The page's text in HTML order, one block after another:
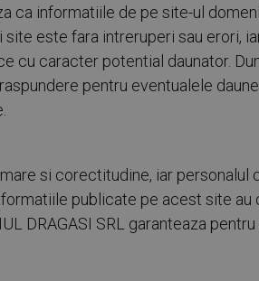
ca informatiile de pe site-ul
este fara intreruperi sau erori,
cu caracter potential daunator.
pentru eventualele
si corectitudine, iar
publicate pe acest site
DRAGASI SRL garanteaza